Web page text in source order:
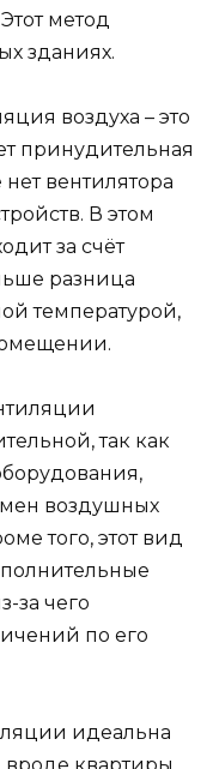
метод
зданиях.
воздуха – это
принудительная
вентилятора
В этом
за счёт
разница
температурой,
так как
воздушных
того, этот вид
за чего
по его
идеальна